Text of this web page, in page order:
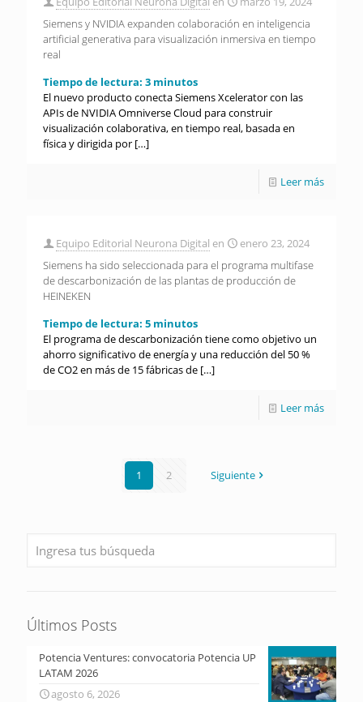
Siemens y NVIDIA expanden colaboración en inteligencia
artificial generativa para visualización inmersiva en tiempo
real
Tiempo de lectura: 3 minutos
El nuevo producto conecta Siemens Xcelerator con las
APIs de NVIDIA Omniverse Cloud para construir
visualización colaborativa, en tiempo real, basada en
física y dirigida por […]
Leer más
Equipo Editorial Neurona Digital en
enero 23, 2024
Siemens ha sido seleccionada para el programa multifase
de descarbonización de las plantas de producción de
HEINEKEN
Tiempo de lectura: 5 minutos
El programa de descarbonización tiene como objetivo un
ahorro significativo de energía y una reducción del 50 %
de CO2 en más de 15 fábricas de […]
Leer más
1 2 Siguiente
Últimos Posts
Potencia Ventures: convocatoria Potencia UP
LATAM 2026
agosto 6, 2026